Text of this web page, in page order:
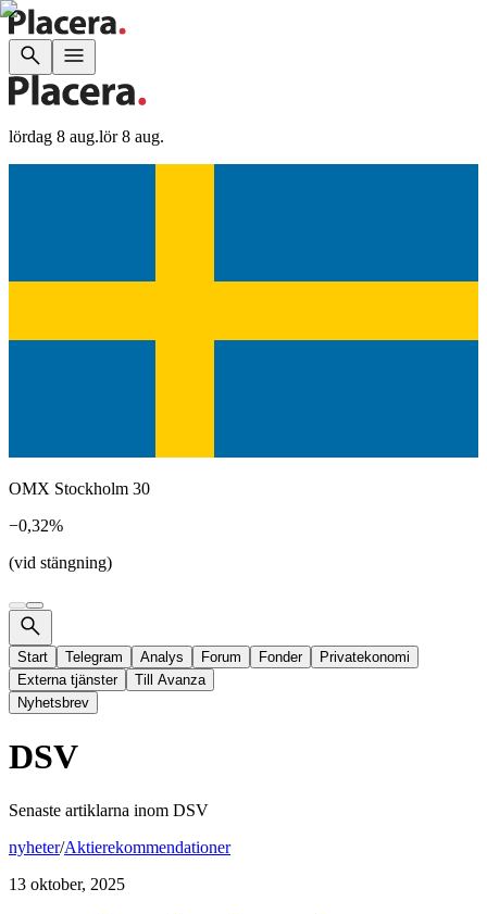
lördag 8 aug.lör 8 aug.
OMX Stockholm 30
−0,32%
(vid stängning)
Start Telegram Analys Forum Fonder
Privatekonomi
Externa tjänster
Till Avanza
Nyhetsbrev
DSV
Senaste artiklarna inom DSV
nyheter/Aktierekommendationer
13 oktober, 2025